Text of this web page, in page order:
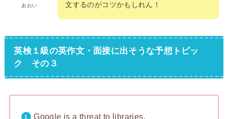
あおい
文するのがコツかもしれん！
英検１級の英作文・面接に出そうな予想トピッ
ク その３
Google is a threat to libraries.